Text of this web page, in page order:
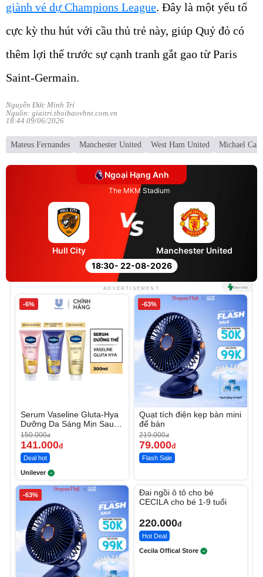
giành vé dự Champions League. Đây là một yếu tố
cực kỳ thu hút với cầu thủ trẻ này, giúp Quỷ đỏ có
thêm lợi thế trước sự cạnh tranh gắt gao từ Paris
Saint-Germain.
Nguyễn Đức Minh Trí
Nguồn: giaitri.thoibaovhnt.com.vn
18:44 09/06/2026
Mateus Fernandes Manchester United West Ham United Michael
Ngoại Hạng Anh
The MKM Stadium
18:30- 22-08-2026
Hull City Manchester United
ADVERTISEMENT
-6%
Serum Vaseline Gluta-Hya
Dưỡng Da Sáng Mịn Sau 7
Ngày
150.000đ
141.000đ
Deal hot
Unilever
-63%
Quạt tích điện kẹp bàn mini
để bàn
219.000đ
79.000đ
Flash Sale
-63%
Đai ngồi ô tô cho bé
CECILA cho bé 1-9 tuổi
220.000đ
Hot Deal
Cecila Offical Store